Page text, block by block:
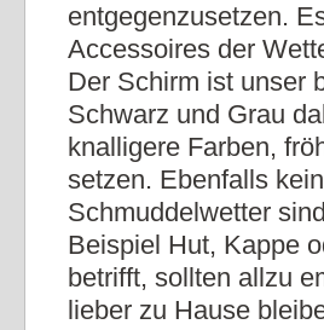
entgegenzusetzen.
Accessoires der
Der Schirm ist unser
Schwarz und Grau
knalligere Farben,
setzen. Ebenfalls
Schmuddelwetter
Beispiel Hut, Kappe
betrifft, sollten allzu
lieber zu Hause